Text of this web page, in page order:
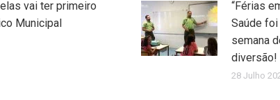
vai ter primeiro
Municipal
“Férias
Saúde
semana
diversão!
28 Julho